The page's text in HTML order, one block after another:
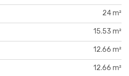
24 m²
15.53 m²
12.66 m²
12.66 m²